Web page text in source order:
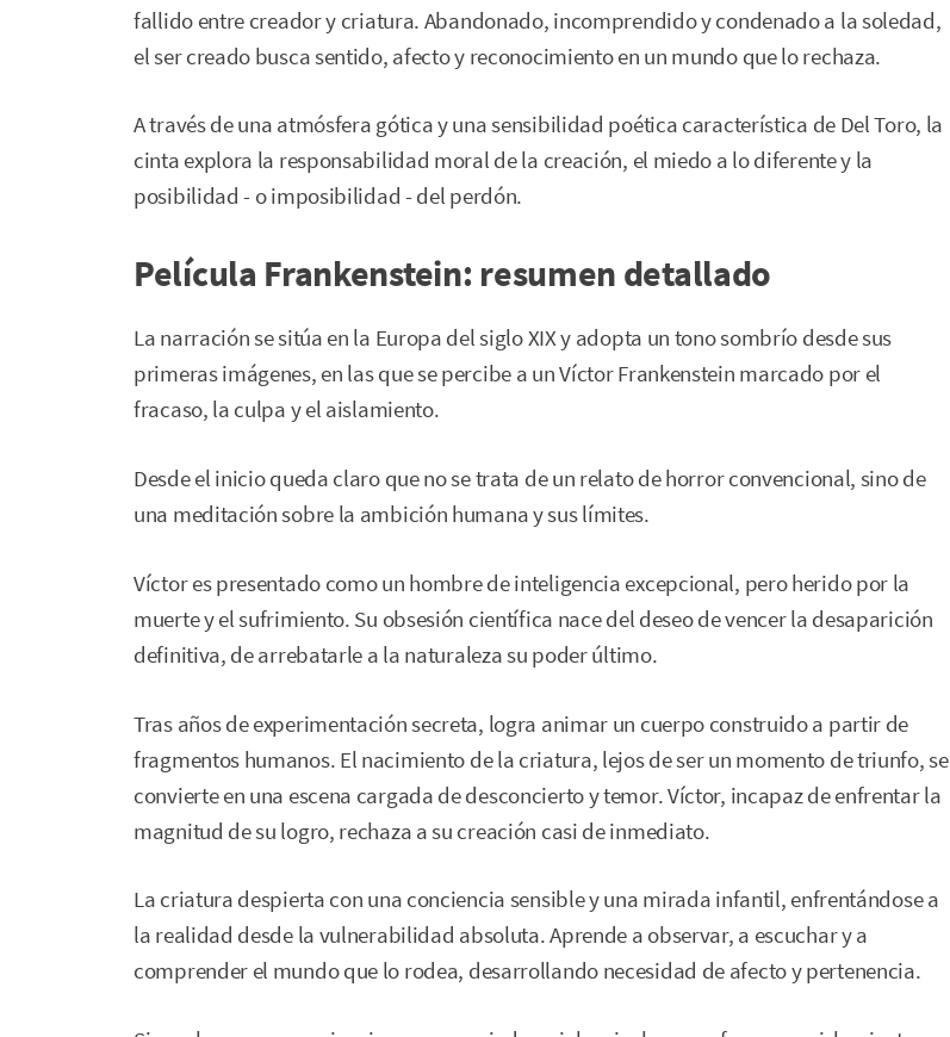
fallido entre creador y criatura. Abandonado, incomprendido y condenado a la soledad,
el ser creado busca sentido, afecto y reconocimiento en un mundo que lo rechaza.
A través de una atmósfera gótica y una sensibilidad poética característica de Del Toro, la
cinta explora la responsabilidad moral de la creación, el miedo a lo diferente y la
posibilidad - o imposibilidad - del perdón.
Película Frankenstein: resumen detallado
La narración se sitúa en la Europa del siglo XIX y adopta un tono sombrío desde sus
primeras imágenes, en las que se percibe a un Víctor Frankenstein marcado por el
fracaso, la culpa y el aislamiento.
Desde el inicio queda claro que no se trata de un relato de horror convencional, sino de
una meditación sobre la ambición humana y sus límites.
Víctor es presentado como un hombre de inteligencia excepcional, pero herido por la
muerte y el sufrimiento. Su obsesión científica nace del deseo de vencer la desaparición
definitiva, de arrebatarle a la naturaleza su poder último.
Tras años de experimentación secreta, logra animar un cuerpo construido a partir de
fragmentos humanos. El nacimiento de la criatura, lejos de ser un momento de triunfo, se
convierte en una escena cargada de desconcierto y temor. Víctor, incapaz de enfrentar la
magnitud de su logro, rechaza a su creación casi de inmediato.
La criatura despierta con una conciencia sensible y una mirada infantil, enfrentándose a
la realidad desde la vulnerabilidad absoluta. Aprende a observar, a escuchar y a
comprender el mundo que lo rodea, desarrollando necesidad de afecto y pertenencia.